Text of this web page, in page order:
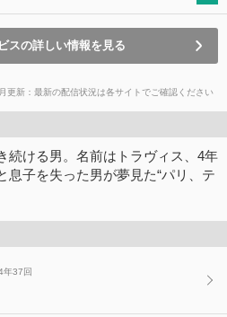
スの詳しい情報を見る
更新：最新の配信状況は各サイトでご確認ください
続ける男。名前はトラヴィス、4年
息子を失った男が夢見た“パリ、テ
年37回